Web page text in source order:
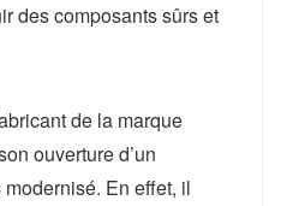
des composants sûrs et
de la marque
ouverture d’un
En effet, il